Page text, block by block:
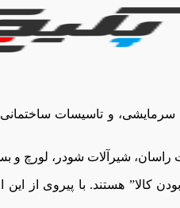
سرمایشی، و تاسیسات
شیرآلات شودر، لورچ و
هستند. با پیروی از این